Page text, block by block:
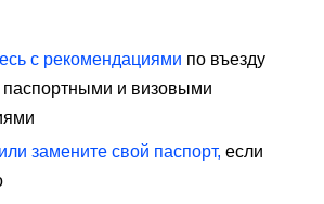
с рекомендациями по въезду
паспортными и визовыми
замените свой паспорт, если